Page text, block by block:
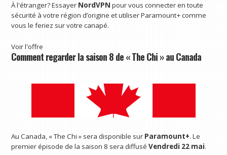
À l'étranger? Essayer NordVPN pour vous connecter en toute
sécurité à votre région d’origine et utiliser Paramount+ comme
vous le feriez sur votre canapé.
Voir l'offre
Comment regarder la saison 8 de « The Chi » au Canada
Au Canada, « The Chi » sera disponible sur Paramount+. Le
premier épisode de la saison 8 sera diffuséVendredi 22 mai.